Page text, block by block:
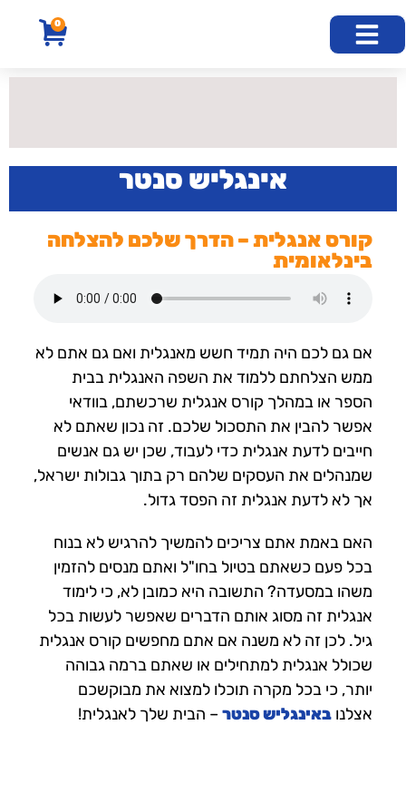
לתוכן
0
אינגליש סנטר
קורס אנגלית – הדרך שלכם להצלחה
בינלאומית
אם גם לכם היה תמיד חשש מאנגלית ואם גם אתם לא
ממש הצלחתם ללמוד את השפה האנגלית בבית
הספר או במהלך קורס אנגלית שרכשתם, בוודאי
אפשר להבין את התסכול שלכם. זה נכון שאתם לא
חייבים לדעת אנגלית כדי לעבוד, שכן יש גם אנשים
שמנהלים את העסקים שלהם רק בתוך גבולות ישראל,
אך לא לדעת אנגלית זה הפסד גדול.
האם באמת אתם צריכים להמשיך להרגיש לא בנוח
בכל פעם כשאתם בטיול בחו"ל ואתם מנסים להזמין
משהו במסעדה? התשובה היא כמובן לא, כי לימוד
אנגלית זה מסוג אותם הדברים שאפשר לעשות בכל
גיל. לכן זה לא משנה אם אתם מחפשים קורס אנגלית
שכולל אנגלית למתחילים או שאתם ברמה גבוהה
יותר, כי בכל מקרה תוכלו למצוא את מבוקשכם
אצלנו באינגליש סנטר – הבית שלך לאנגלית!